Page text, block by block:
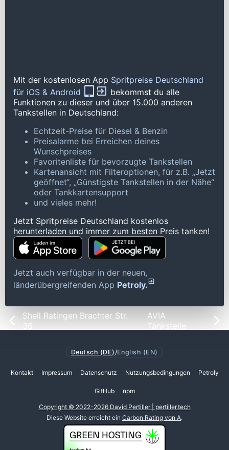
Mit der kostenlosen App Spritpreise Deutschland
für iOS & Android
bekommst du alle
Funktionen zu dieser und über 15.000 anderen
Tankstellen in Deutschland:
Echtzeit-Preise für Diesel & Benzin
Preisalarme bei Erreichen deines
Wunschpreises
Favoritenliste für bevorzugte Tankstellen
Kartenansicht mit Filteroptionen, für z.B. „Jetzt
geöffnet“, „Günstigste Tankstellen in der Nähe“
oder Tankkartensupport
und vieles mehr!
Jetzt Spritpreise Deutschland kostenlos
herunterladen und immer zum besten Preis tanken!
Jetzt auch verfügbar in der neuen,
länderübergreifenden App Petroly.
Shell Ratingen Brachter Str.
36
AVIA
Tankstelle
Deutsch (DE) /English (EN)
Kontakt Impressum Datenschutz Nutzungsbedingungen Petroly
GitHub npm
Copyright © 2022-2026 David Pertiller | pertiller.tech
Diese Website erreicht ein Carbon Rating von A.